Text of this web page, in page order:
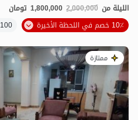
الليلة من 2,000,000
1,800,000 تومان
10٪ خصم في اللحظة الأخيرة
100+ حجز ناجح
ممتازة